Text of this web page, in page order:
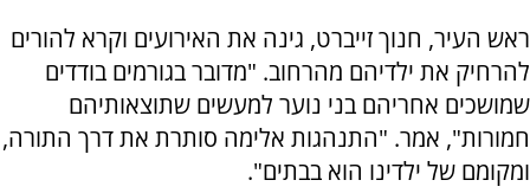
ראש העיר, חנוך זייברט, גינה את האירועים וקרא להורים
להרחיק את ילדיהם מהרחוב. "מדובר בגורמים בודדים
שמושכים אחריהם בני נוער למעשים שתוצאותיהם
חמורות", אמר. "התנהגות אלימה סותרת את דרך התורה,
ומקומם של ילדינו הוא בבתים".